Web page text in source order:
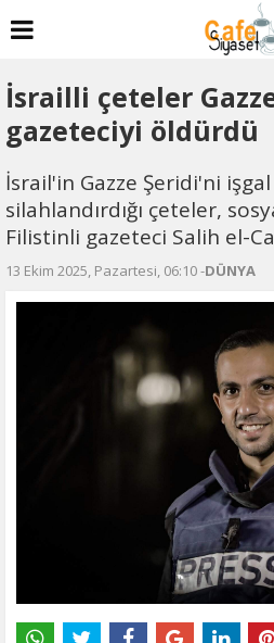
İsrailli çeteler
gazeteciyi öldürdü
İsrail'in Gazze Şeridi'ni
silahlandırdığı çeteler,
Filistinli gazeteci Salih el-
13 Ekim 2025, Pazartesi, 06:10 -DÜNYA